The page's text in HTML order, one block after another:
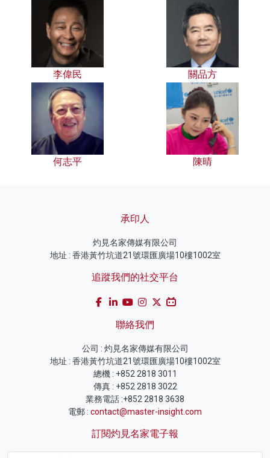
李偉民 關品方
何志平 陳晴
承印人
灼見名家傳媒有限公司
地址 : 香港黃竹坑道21號環匯廣場10樓1002室
追蹤我們的社交平台
聯絡我們
公司 : 灼見名家傳媒有限公司
地址 : 香港黃竹坑道21號環匯廣場10樓1002室
總機 : +852 2818 3011
傳真 : +852 2818 3022
業務電話 :+852 2818 3638
電郵 : contact@master-insight.com
訂閱灼見名家電子報